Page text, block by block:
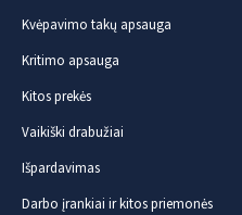
Kvėpavimo takų apsauga
Kritimo apsauga
Kitos prekės
Vaikiški drabužiai
Išpardavimas
Darbo įrankiai ir kitos priemonės